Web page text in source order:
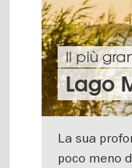
Il più
Lago
La sua
poco meno